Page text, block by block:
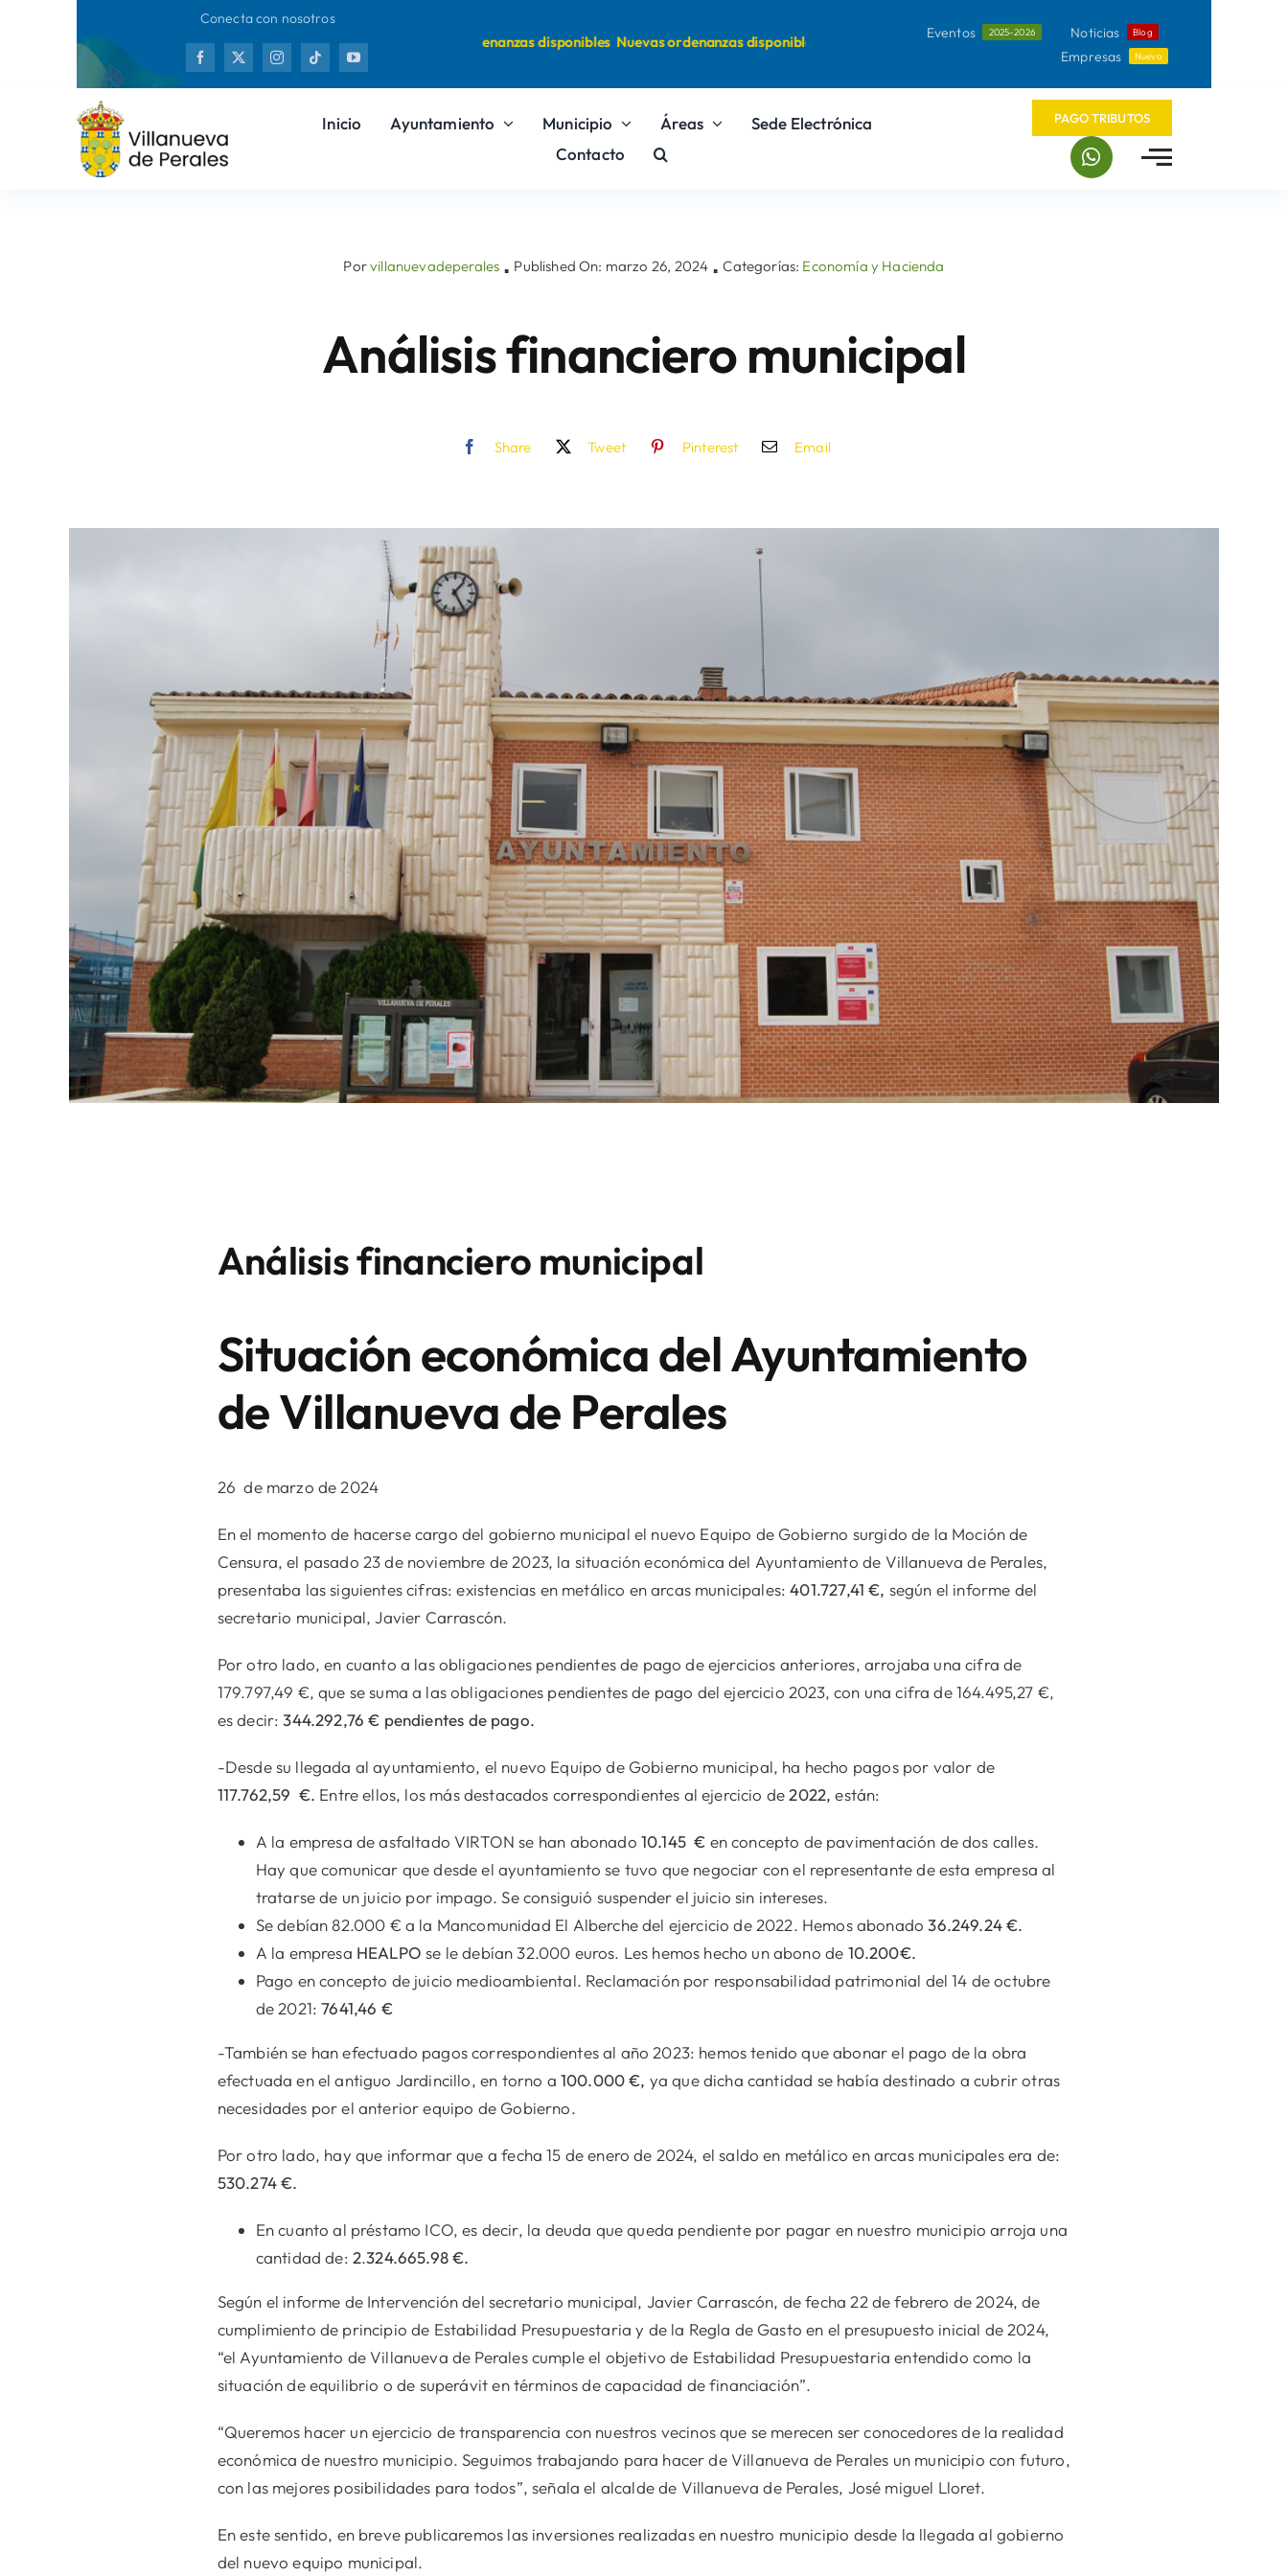
Conecta con nosotros
Nuevas ordenanzas disponibles Nuevas ordenanzas disponibles Eventos 2025-2026 Noticias Blog
Empresas Nuevo
Inicio Ayuntamiento Municipio Áreas
Sede Electrónica
Contacto
PAGO TRIBUTOS
Porvillanuevadeperales ▪ Published On: marzo 26, 2024 ▪ Categorías: Economía y Hacienda
Análisis financiero municipal
Share Tweet Pinterest Email
Análisis financiero municipal
Situación económica del Ayuntamiento
de Villanueva de Perales
26 de marzo de 2024
En el momento de hacerse cargo del gobierno municipal el nuevo Equipo de Gobierno surgido de la Moción de
Censura, el pasado 23 de noviembre de 2023, la situación económica del Ayuntamiento de Villanueva de Perales,
presentaba las siguientes cifras: existencias en metálico en arcas municipales:401.727,41 €, según el informe del
secretario municipal, Javier Carrascón.
Por otro lado, en cuanto a las obligaciones pendientes de pago de ejercicios anteriores, arrojaba una cifra de
179.797,49 €, que se suma a las obligaciones pendientes de pago del ejercicio 2023, con una cifra de 164.495,27 €,
es decir:344.292,76 € pendientes de pago.
-Desde su llegada al ayuntamiento, el nuevo Equipo de Gobierno municipal, ha hecho pagos por valor de
117.762,59 €. Entre ellos, los más destacados correspondientes al ejercicio de2022, están:
A la empresa de asfaltado VIRTON se han abonado 10.145 € en concepto de pavimentación de dos calles.
Hay que comunicar que desde el ayuntamiento se tuvo que negociar con el representante de esta empresa al
tratarse de un juicio por impago. Se consiguió suspender el juicio sin intereses.
Se debían 82.000 € a la Mancomunidad El Alberche del ejercicio de 2022. Hemos abonado36.249.24 €.
A la empresa HEALPOse le debían 32.000 euros. Les hemos hecho un abono de 10.200€.
Pago en concepto de juicio medioambiental. Reclamación por responsabilidad patrimonial del 14 de octubre
de 2021:7641,46 €
-También se han efectuado pagos correspondientes al año 2023: hemos tenido que abonar el pago de la obra
efectuada en el antiguo Jardincillo, en torno a 100.000 €, ya que dicha cantidad se había destinado a cubrir otras
necesidades por el anterior equipo de Gobierno.
Por otro lado, hay que informar que a fecha 15 de enero de 2024, el saldo en metálico en arcas municipales era de:
530.274 €.
En cuanto al préstamo ICO, es decir, la deuda que queda pendiente por pagar en nuestro municipio arroja una
cantidad de: 2.324.665.98 €.
Según el informe de Intervención del secretario municipal, Javier Carrascón, de fecha 22 de febrero de 2024, de
cumplimiento de principio de Estabilidad Presupuestaria y de la Regla de Gasto en el presupuesto inicial de 2024,
“el Ayuntamiento de Villanueva de Perales cumple el objetivo de Estabilidad Presupuestaria entendido como la
situación de equilibrio o de superávit en términos de capacidad de financiación”.
“Queremos hacer un ejercicio de transparencia con nuestros vecinos que se merecen ser conocedores de la realidad
económica de nuestro municipio. Seguimos trabajando para hacer de Villanueva de Perales un municipio con futuro,
con las mejores posibilidades para todos”, señala el alcalde de Villanueva de Perales, José miguel Lloret.
En este sentido, en breve publicaremos las inversiones realizadas en nuestro municipio desde la llegada al gobierno
del nuevo equipo municipal.